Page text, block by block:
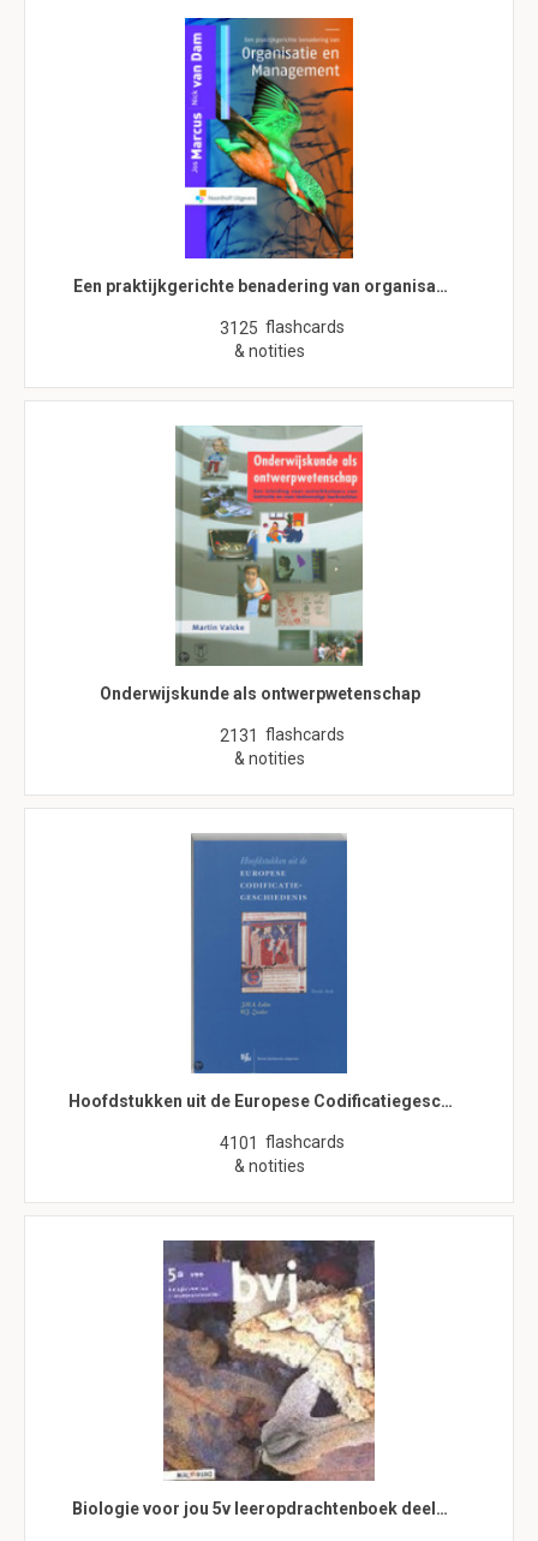
Een praktijkgerichte benadering van organisa…
3125 flashcards
& notities
Onderwijskunde als ontwerpwetenschap
2131 flashcards
& notities
Hoofdstukken uit de Europese Codificatiegesc…
4101 flashcards
& notities
Biologie voor jou 5v leeropdrachtenboek deel…